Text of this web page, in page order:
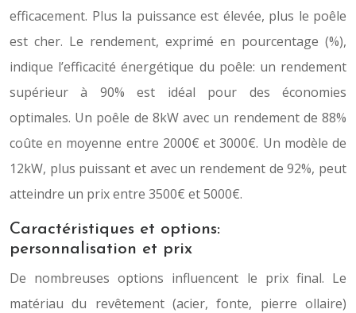
efficacement. Plus la puissance est élevée, plus le poêle
est cher. Le rendement, exprimé en pourcentage (%),
indique l’efficacité énergétique du poêle: un rendement
supérieur à 90% est idéal pour des économies
optimales. Un poêle de 8kW avec un rendement de 88%
coûte en moyenne entre 2000€ et 3000€. Un modèle de
12kW, plus puissant et avec un rendement de 92%, peut
atteindre un prix entre 3500€ et 5000€.
Caractéristiques et options:
personnalisation et prix
De nombreuses options influencent le prix final. Le
matériau du revêtement (acier, fonte, pierre ollaire)